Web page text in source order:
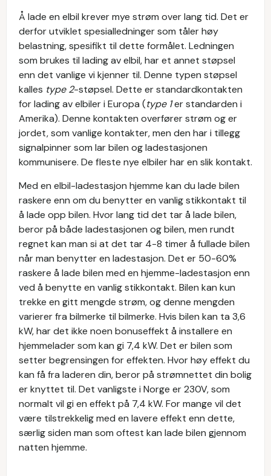
Å lade en elbil krever mye strøm over lang tid. Det er
derfor utviklet spesialledninger som tåler høy
belastning, spesifikt til dette formålet. Ledningen
som brukes til lading av elbil, har et annet støpsel
enn det vanlige vi kjenner til. Denne typen støpsel
kalles type 2-støpsel. Dette er standardkontakten
for lading av elbiler i Europa (type 1er standarden i
Amerika). Denne kontakten overfører strøm og er
jordet, som vanlige kontakter, men den har i tillegg
signalpinner som lar bilen og ladestasjonen
kommunisere. De fleste nye elbiler har en slik kontakt.
Med en elbil-ladestasjon hjemme kan du lade bilen
raskere enn om du benytter en vanlig stikkontakt til
å lade opp bilen. Hvor lang tid det tar å lade bilen,
beror på både ladestasjonen og bilen, men rundt
regnet kan man si at det tar 4-8 timer å fullade bilen
når man benytter en ladestasjon. Det er 50-60%
raskere å lade bilen med en hjemme-ladestasjon enn
ved å benytte en vanlig stikkontakt. Bilen kan kun
trekke en gitt mengde strøm, og denne mengden
varierer fra bilmerke til bilmerke. Hvis bilen kan ta 3,6
kW, har det ikke noen bonuseffekt å installere en
hjemmelader som kan gi 7,4 kW. Det er bilen som
setter begrensingen for effekten. Hvor høy effekt du
kan få fra laderen din, beror på strømnettet din bolig
er knyttet til. Det vanligste i Norge er 230V, som
normalt vil gi en effekt på 7,4 kW. For mange vil det
være tilstrekkelig med en lavere effekt enn dette,
særlig siden man som oftest kan lade bilen gjennom
natten hjemme.